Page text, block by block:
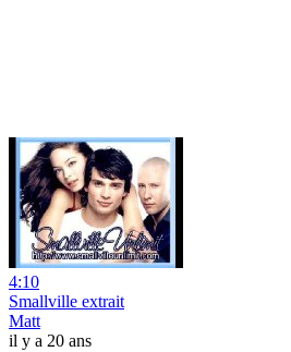
4:10
Smallville extrait
Matt
il y a 20 ans